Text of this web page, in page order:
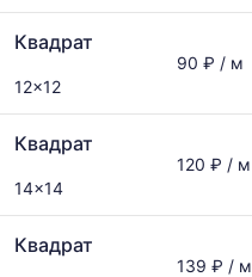
актуальным
предложениям
обновляется
обновления
прайс-
Квадрат
12x12
90 ₽ / м
Квадрат
14x14
120 ₽ / м
Квадрат
139 ₽ / м